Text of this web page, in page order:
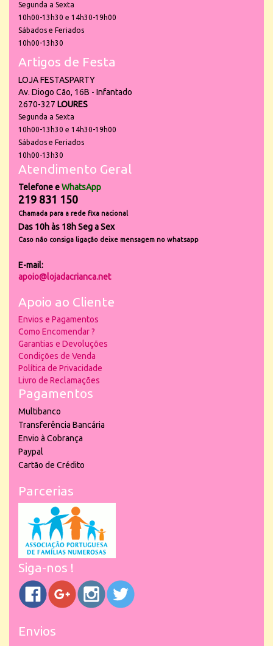
Segunda a Sexta
10h00-13h30 e 14h30-19h00
Sábados e Feriados
10h00-13h30
Artigos de Festa
LOJA FESTASPARTY
Av. Diogo Cão, 16B - Infantado
2670-327 LOURES
Segunda a Sexta
10h00-13h30 e 14h30-19h00
Sábados e Feriados
10h00-13h30
Atendimento Geral
Telefone eWhatsApp
219 831 150
Chamada para a rede fixa nacional
Das 10h às 18h Seg a Sex
Caso não consiga ligação deixe mensagem no whatsapp
E-mail:
apoio@lojadacrianca.net
Apoio ao Cliente
Envios e Pagamentos
Como Encomendar ?
Garantias e Devoluções
Condições de Venda
Política de Privacidade
Livro de Reclamações
Pagamentos
Multibanco
Transferência Bancária
Envio à Cobrança
Paypal
Cartão de Crédito
Parcerias
Siga-nos !
Envios